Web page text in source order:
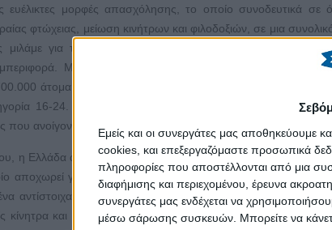
Εμείς και οι συνεργάτες μας
cookies, και επεξεργαζόμαστε προσωπικά
πληροφορίες που αποστέλλονται από μια
διαφήμισης και περιεχομένου, έρευνα
συνεργάτες μας ενδέχεται να
μέσω σάρωσης συσκευών. Μπορείτε να
ευέλικτες μορφές απασχόλησης, το οποίο συνοδευτικά
φτώχειας, μείωση κινήτρων και φιλοδοξιών, σε μια
για τις πλέον παραγωγικές ηλικίες με διάθεση για
Μάλιστα σύμφωνα με πρόσφατη έρευνα του
άτομα τα οποία άνηκαν στην μεσαία τάξη,
16-24. Το θέμα όμως είναι να μην παραμείνουμε στο
που ανοίγονται και τι επιπτώσεις έχουν στην αναδιαμόρφωση
η Ελλάδα αντιμετωπίζει ένα ιδιόμορφο πρόβλημα. Από τη μία
αποχωρεί για χώρες του εξωτερικού προκειμένου να
αντίστοιχα μεγάλο ποσοστό νέων το οποίο μένει στο
κίνητρα και φιλοδοξίες. Πρόσφατη έρευνα της ΙΜΕ ΓΣΕΒΕΕ